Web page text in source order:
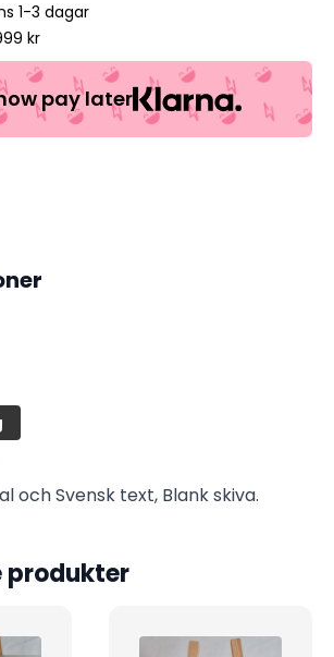
1-3 dagar
kr
pay later
och Svensk text, Blank skiva.
produkter